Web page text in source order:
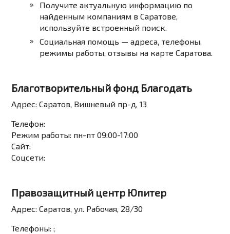
Получите актуальную информацию по
найденным компаниям в Саратове,
используйте встроенный поиск.
Социальная помощь — адреса, телефоны,
режимы работы, отзывы на карте Саратова.
Благотворительный фонд Благодать
Адрес: Саратов, Вишневый пр-д, 13
Телефон:
Режим работы: пн-пт 09:00-17:00
Сайт:
Соцсети:
Правозащитный центр Юпитер
Адрес: Саратов, ул. Рабочая, 28/30
Телефоны: ;